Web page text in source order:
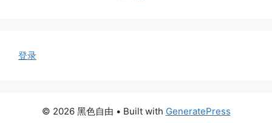
登录
© 2026 黑色自由 • Built with GeneratePress